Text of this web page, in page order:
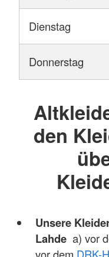
Dienstag
Donnerstag
den
Unsere
Lahde a) vor